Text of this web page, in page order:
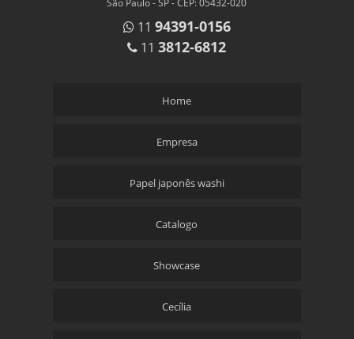
11 94391-0156
113812-6812
Home
Empresa
Papel japonês washi
Catalogo
Showcase
Cecília